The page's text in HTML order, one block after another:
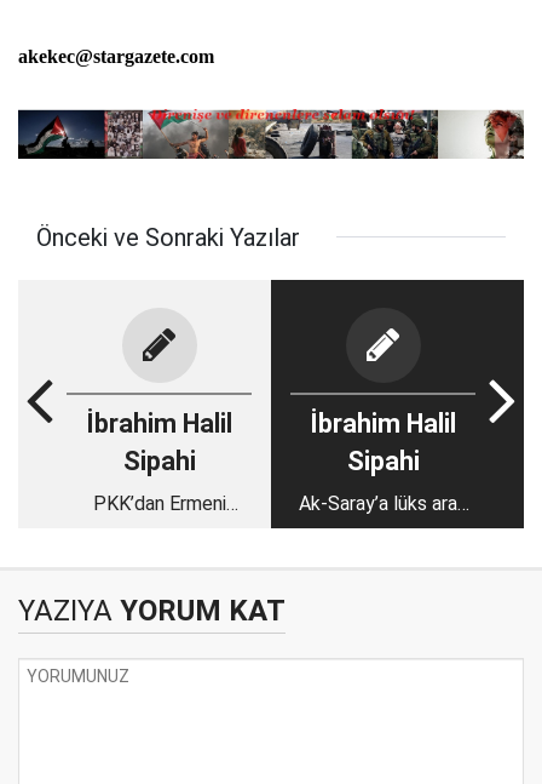
akekec@stargazete.com
Önceki ve Sonraki Yazılar
İbrahim Halil
Sipahi
PKK’dan Ermeni
İbrahim Halil
Sipahi
Ak-Saray’a lüks araç
filosu
YAZIYA YORUM KAT